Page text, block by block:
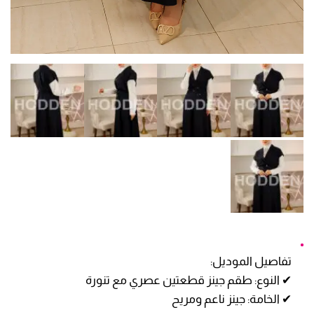
تفاصيل الموديل:
✔ النوع: طقم جينز قطعتين عصري مع تنورة
✔ الخامة: جينز ناعم ومريح